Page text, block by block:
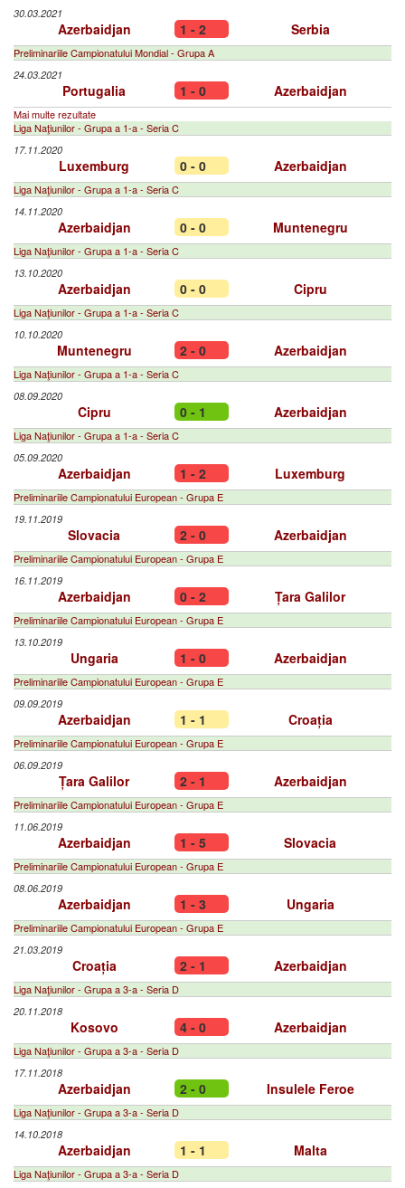
30.03.2021
Azerbaidjan 1 - 2 Serbia
Preliminariile Campionatului Mondial - Grupa A
24.03.2021
Portugalia 1 - 0 Azerbaidjan
Mai multe rezultate
Liga Naţiunilor - Grupa a 1-a - Seria C
17.11.2020
Luxemburg 0 - 0 Azerbaidjan
Liga Naţiunilor - Grupa a 1-a - Seria C
14.11.2020
Azerbaidjan 0 - 0 Muntenegru
Liga Naţiunilor - Grupa a 1-a - Seria C
13.10.2020
Azerbaidjan 0 - 0 Cipru
Liga Naţiunilor - Grupa a 1-a - Seria C
10.10.2020
Muntenegru 2 - 0 Azerbaidjan
Liga Naţiunilor - Grupa a 1-a - Seria C
08.09.2020
Cipru 0 - 1 Azerbaidjan
Liga Naţiunilor - Grupa a 1-a - Seria C
05.09.2020
Azerbaidjan 1 - 2 Luxemburg
Preliminariile Campionatului European - Grupa E
19.11.2019
Slovacia 2 - 0 Azerbaidjan
Preliminariile Campionatului European - Grupa E
16.11.2019
Azerbaidjan 0 - 2 Țara Galilor
Preliminariile Campionatului European - Grupa E
13.10.2019
Ungaria 1 - 0 Azerbaidjan
Preliminariile Campionatului European - Grupa E
09.09.2019
Azerbaidjan 1 - 1 Croația
Preliminariile Campionatului European - Grupa E
06.09.2019
Țara Galilor 2 - 1 Azerbaidjan
Preliminariile Campionatului European - Grupa E
11.06.2019
Azerbaidjan 1 - 5 Slovacia
Preliminariile Campionatului European - Grupa E
08.06.2019
Azerbaidjan 1 - 3 Ungaria
Preliminariile Campionatului European - Grupa E
21.03.2019
Croația 2 - 1 Azerbaidjan
Liga Naţiunilor - Grupa a 3-a - Seria D
20.11.2018
Kosovo 4 - 0 Azerbaidjan
Liga Naţiunilor - Grupa a 3-a - Seria D
17.11.2018
Azerbaidjan 2 - 0 Insulele Feroe
Liga Naţiunilor - Grupa a 3-a - Seria D
14.10.2018
Azerbaidjan 1 - 1 Malta
Liga Naţiunilor - Grupa a 3-a - Seria D